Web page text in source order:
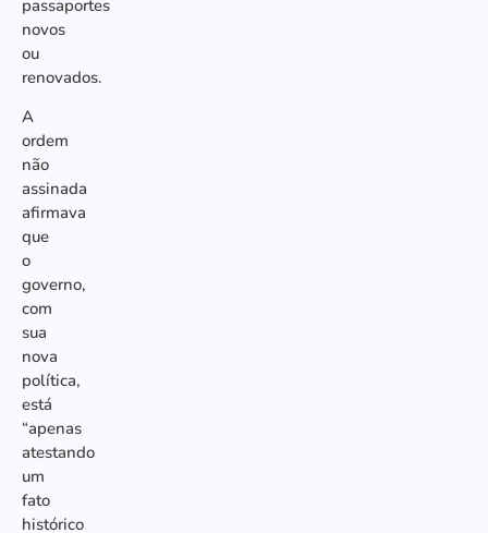
passaportes
novos
ou
renovados.
A
ordem
não
assinada
afirmava
que
o
governo,
com
sua
nova
política,
está
“apenas
atestando
um
fato
histórico